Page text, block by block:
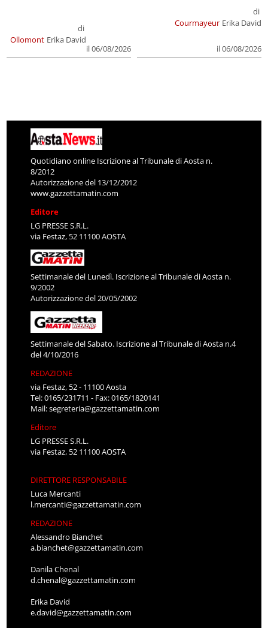
Ollomont
di
Erika David
il 06/08/2026
Courmayeur
di
Erika David
il 06/08/2026
Quotidiano online Iscrizione al Tribunale di Aosta n.
8/2012
Autorizzazione del 13/12/2012
www.gazzettamatin.com
Editore
LG PRESSE S.R.L.
via Festaz, 52 11100 AOSTA
Settimanale del Lunedì. Iscrizione al Tribunale di Aosta n.
9/2002
Autorizzazione del 20/05/2002
Settimanale del Sabato. Iscrizione al Tribunale di Aosta n.4
del 4/10/2016
REDAZIONE
via Festaz, 52 - 11100 Aosta
Tel: 0165/231711 - Fax: 0165/1820141
Mail:segreteria@gazzettamatin.com
Editore
LG PRESSE S.R.L.
via Festaz, 52 11100 AOSTA
DIRETTORE RESPONSABILE
Luca Mercanti
l.mercanti@gazzettamatin.com
REDAZIONE
Alessandro Bianchet
a.bianchet@gazzettamatin.com
Danila Chenal
d.chenal@gazzettamatin.com
Erika David
e.david@gazzettamatin.com